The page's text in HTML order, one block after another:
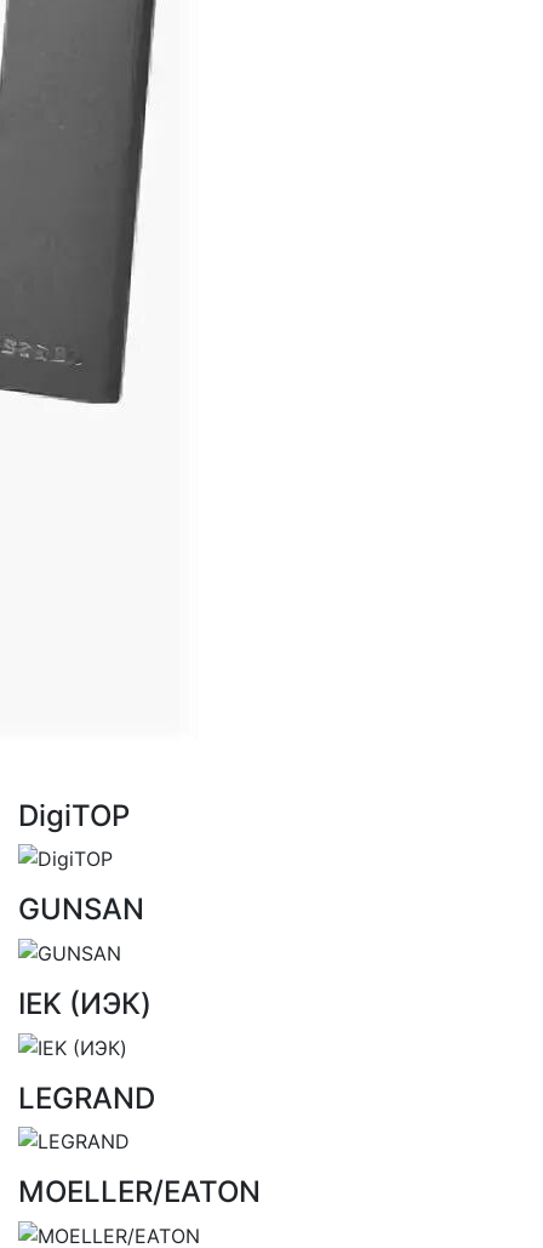
DigiTOP
GUNSAN
IEK (ИЭК)
LEGRAND
MOELLER/EATON